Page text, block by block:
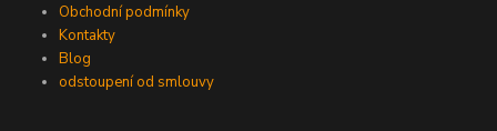
Obchodní podmínky
Kontakty
Blog
odstoupení od smlouvy